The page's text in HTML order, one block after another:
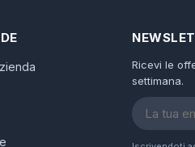
Ricevi le
settimana.